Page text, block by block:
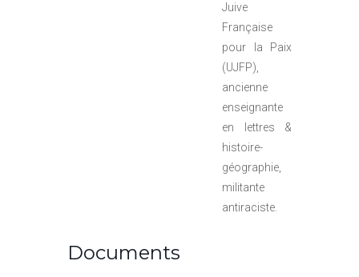
Juive
Française
pour la Paix
(UJFP),
ancienne
enseignante
en lettres &
histoire-
géographie,
militante
antiraciste.
Documents